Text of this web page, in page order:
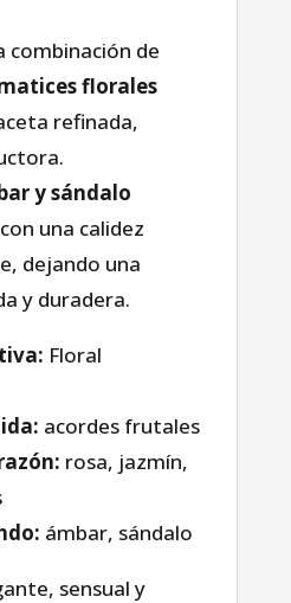
combinación de
florales
refinada,
y sándalo
una calidez
dejando una
y duradera.
Floral
acordes frutales
rosa, jazmín,
ámbar, sándalo
sensual y